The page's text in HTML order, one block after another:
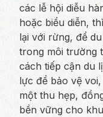
các lễ hội diễu
hoặc biểu diễn,
lại với rừng, để
trong môi trường
cách tiếp cận du
lực để bảo vệ
một thu hẹp,
bền vững cho